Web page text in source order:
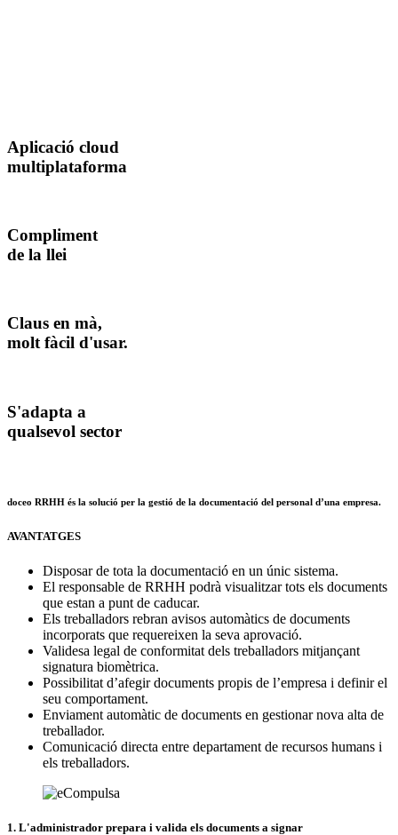
Aplicació cloud
multiplataforma
Compliment
de la llei
Claus en mà,
molt fàcil d'usar.
S'adapta a
qualsevol sector
doceo RRHH és la solució per la gestió de la documentació del personal d’una empresa.
AVANTATGES
Disposar de tota la documentació en un únic sistema.
El responsable de RRHH podrà visualitzar tots els documents
que estan a punt de caducar.
Els treballadors rebran avisos automàtics de documents
incorporats que requereixen la seva aprovació.
Validesa legal de conformitat dels treballadors mitjançant
signatura biomètrica.
Possibilitat d’afegir documents propis de l’empresa i definir el
seu comportament.
Enviament automàtic de documents en gestionar nova alta de
treballador.
Comunicació directa entre departament de recursos humans i
els treballadors.
1. L'administrador prepara i valida els documents a signar